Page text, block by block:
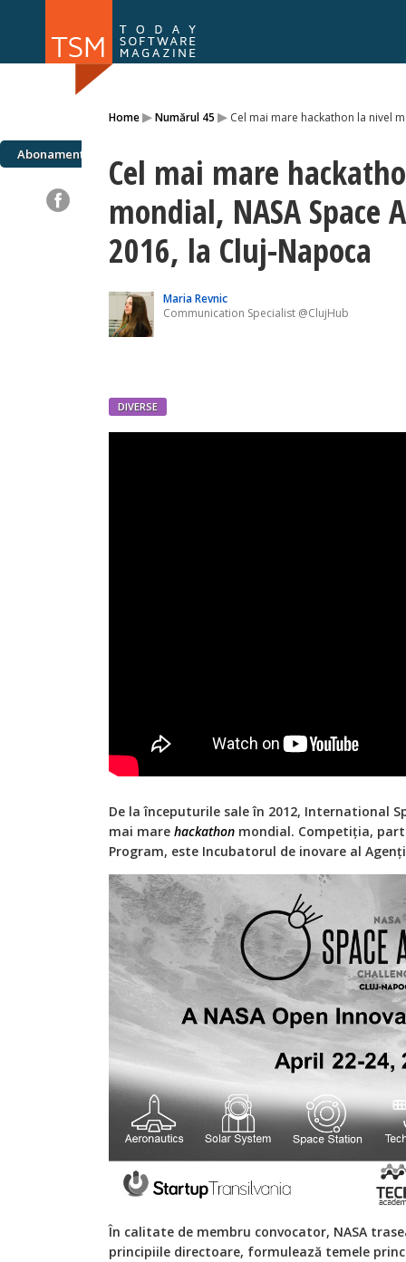
Home▸Numărul 45 ▸ Cel mai mare hackathon la nivel
Abonamente
Cel mai mare
mondial, NASA Space
2016, la Cluj-Napoca
Maria Revnic
Communication Specialist @ClujHub
DIVERSE
De la începuturile sale în 2012, International
mai mare hackathon mondial. Competiția,
Program, este Incubatorul de inovare al
În calitate de membru convocator, NASA
principiile directoare, formulează temele